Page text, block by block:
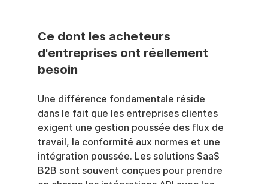
Ce dont les acheteurs
d'entreprises ont réellement
besoin
Une différence fondamentale réside
dans le fait que les entreprises clientes
exigent une gestion poussée des flux de
travail, la conformité aux normes et une
intégration poussée. Les solutions SaaS
B2B sont souvent conçues pour prendre